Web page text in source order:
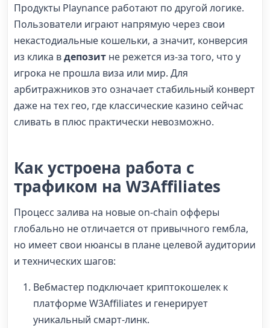
Продукты Playnance работают по другой логике.
Пользователи играют напрямую через свои
некастодиальные кошельки, а значит, конверсия
из клика вдепозит не режется из-за того, что у
игрока не прошла виза или мир. Для
арбитражников это означает стабильный конверт
даже на тех гео, где классические казино сейчас
сливать в плюс практически невозможно.
Как устроена работа с
трафиком на W3Affiliates
Процесс залива на новые on-chain офферы
глобально не отличается от привычного гембла,
но имеет свои нюансы в плане целевой аудитории
и технических шагов:
Вебмастер подключает криптокошелек к
платформе W3Affiliates и генерирует
уникальный смарт-линк.